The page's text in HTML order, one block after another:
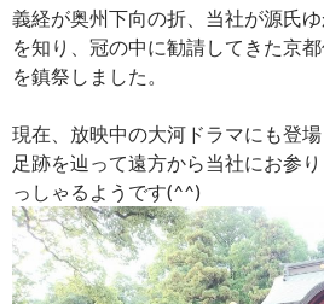
義経が奥州下向の折、当社が源氏
を知り、冠の中に勧請してきた京
を鎮祭しました。
現在、放映中の大河ドラマにも登
足跡を辿って遠方から当社にお参
っしゃるようです(^^)